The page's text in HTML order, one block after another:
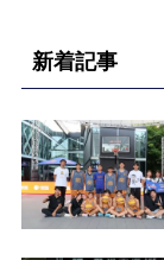
新着記事